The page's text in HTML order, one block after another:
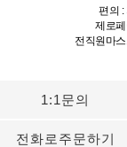
편의 :
제로
전직원마
1:1문의
전화로주문하기